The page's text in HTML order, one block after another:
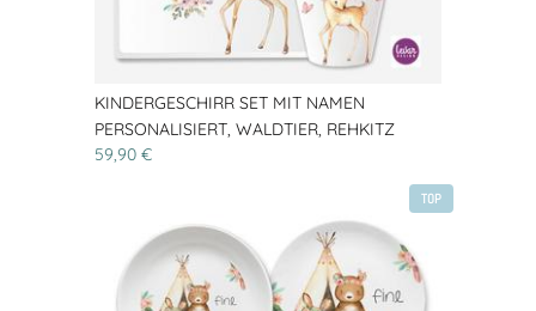
KINDERGESCHIRR SET MIT NAMEN
PERSONALISIERT, WALDTIER, REHKITZ
59,90 €
TOP